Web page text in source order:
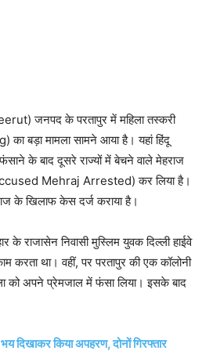
जनपद के परतापुर में महिला तस्करी
बड़ा मामला सामने आया है। यहां हिंदू
के बाद दूसरे राज्यों में बेचने वाले मेहराज
Mehraj Arrested) कर लिया है।
के खिलाफ केस दर्ज कराया है।
के राजासेन निवासी मुस्लिम युवक दिल्ली हाईवे
करता था। वहीं, पर परतापुर की एक कॉलोनी
को अपने प्रेमजाल में फंसा लिया। इसके बाद
दिखाकर किया अपहरण, दोनों गिरफ्तार